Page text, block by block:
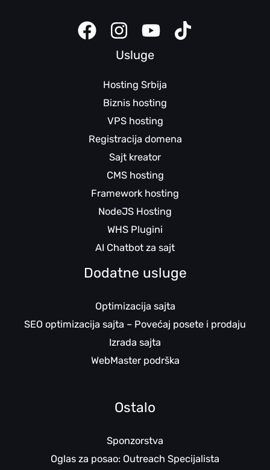
Usluge
Hosting Srbija
Biznis hosting
VPS hosting
Registracija domena
Sajt kreator
CMS hosting
Framework hosting
NodeJS Hosting
WHS Plugini
AI Chatbot za sajt
Dodatne usluge
Optimizacija sajta
SEO optimizacija sajta – Povećaj posete i prodaju
Izrada sajta
WebMaster podrška
Ostalo
Sponzorstva
Oglas za posao: Outreach Specijalista